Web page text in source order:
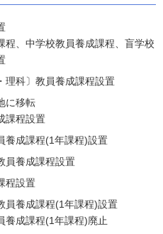
程、中学校教員養成課程、盲学校
理科〕教員養成課程設置
に移転
課程設置
養成課程(1年課程)設置
員養成課程設置
程設置
員養成課程(1年課程)設置
養成課程(1年課程)廃止